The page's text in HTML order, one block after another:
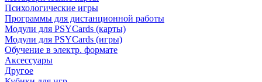
Психологические игры
Программы для дистанционной работы
Модули для PSYCards (карты)
Модули для PSYCards (игры)
Обучение в электр. формате
Аксессуары
Другое